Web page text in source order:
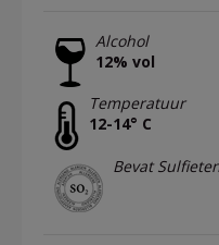
Alcohol
12% vol
Temperatuur
12-14° C
Bevat